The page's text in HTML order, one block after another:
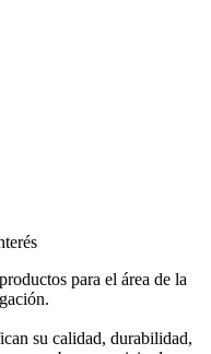
para el área de la
su calidad, durabilidad,